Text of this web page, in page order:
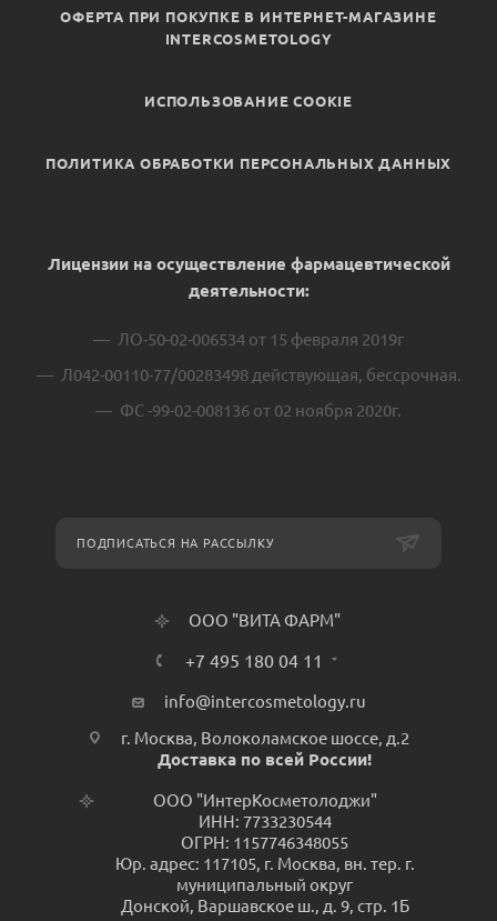
ОФЕРТА ПРИ ПОКУПКЕ В ИНТЕРНЕТ-МАГАЗИНЕ
INTERCOSMETOLOGY
ИСПОЛЬЗОВАНИЕ COOKIE
ПОЛИТИКА ОБРАБОТКИ ПЕРСОНАЛЬНЫХ ДАННЫХ
Лицензии на осуществление фармацевтической
деятельности:
ЛО-50-02-006534 от 15 февраля 2019г
Л042-00110-77/00283498 действующая, бессрочная.
ФС -99-02-008136 от 02 ноября 2020г.
ПОДПИСАТЬСЯ НА РАССЫЛКУ
ООО "ВИТА ФАРМ"
+7 495 180 04 11
info@intercosmetology.ru
г. Москва, Волоколамское шоссе, д.2
Доставка по всей России!
ООО "ИнтерКосметолоджи"
ИНН: 7733230544
ОГРН: 1157746348055
Юр. адрес: 117105, г. Москва, вн. тер. г.
муниципальный округ
Донской, Варшавское ш., д. 9, стр. 1Б